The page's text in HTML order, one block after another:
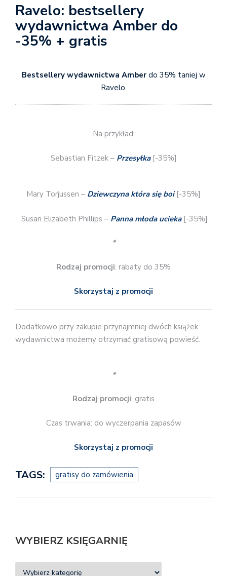
Ravelo: bestsellery
wydawnictwa Amber do
-35% + gratis
Bestsellery wydawnictwa Amberdo 35% taniej w
Ravelo.
Na przykład:
Sebastian Fitzek – Przesyłka[-35%]
Mary Torjussen – Dziewczyna która się boi[-35%]
Susan Elizabeth Phillips – Panna młoda ucieka[-35%]
*
Rodzaj promocji: rabaty do 35%
Skorzystaj z promocji
Dodatkowo przy zakupie przynajmniej dwóch książek
wydawnictwa możemy otrzymać gratisową powieść.
*
Rodzaj promocji: gratis
Czas trwania: do wyczerpania zapasów
Skorzystaj z promocji
TAGS: gratisy do zamówienia
WYBIERZ KSIĘGARNIĘ